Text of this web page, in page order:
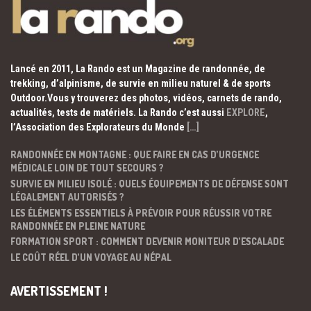
Lancé en 2011, La Rando est un Magazine de randonnée, de
trekking, d’alpinisme, de survie en milieu naturel & de sports
Outdoor.Vous y trouverez des photos, vidéos, carnets de rando,
actualités, tests de matériels. La Rando c’est aussi EXPLORE,
l’Association des Explorateurs du Monde […]
RANDONNÉE EN MONTAGNE : QUE FAIRE EN CAS D’URGENCE
MÉDICALE LOIN DE TOUT SECOURS ?
SURVIE EN MILIEU ISOLÉ : QUELS ÉQUIPEMENTS DE DÉFENSE SONT
LÉGALEMENT AUTORISÉS ?
LES ÉLÉMENTS ESSENTIELS À PRÉVOIR POUR RÉUSSIR VOTRE
RANDONNÉE EN PLEINE NATURE
FORMATION SPORT : COMMENT DEVENIR MONITEUR D’ESCALADE
LE COÛT RÉEL D’UN VOYAGE AU NÉPAL
AVERTISSEMENT !